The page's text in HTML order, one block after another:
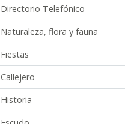
Directorio Telefónico
Naturaleza, flora y fauna
Fiestas
Callejero
Historia